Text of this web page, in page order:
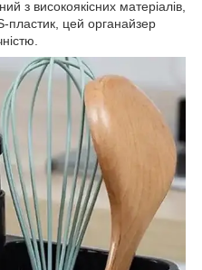
з високоякісних матеріалів,
пластик, цей органайзер